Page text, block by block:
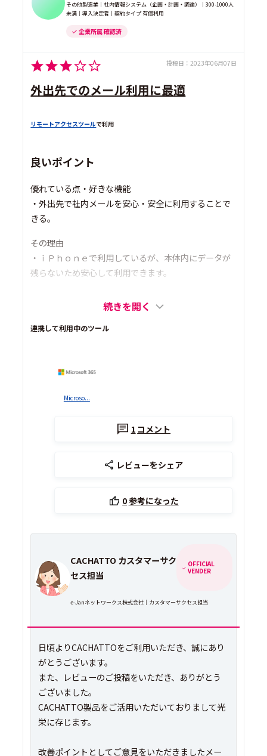
その他製造業｜社内情報システム（企画・計画・調達）｜300-1000人
未満｜導入決定者｜契約タイプ 有償利用
企業所属 確認済
投稿日： 2023年06月07日
外出先でのメール利用に最適
リモートアクセスツールで利用
良いポイント
優れている点・好きな機能
・外出先で社内メールを安心・安全に利用することで
きる。
その理由
・ｉＰｈｏｎｅで利用しているが、本体内にデータが
残らないため安心して利用できます。
続きを開く
連携して利用中のツール
Microso...
1 コメント
レビューをシェア
0参考になった
CACHATTO カスタマーサク
セス担当
OFFICIAL
VENDER
e-Janネットワークス株式会社｜カスタマーサクセス担当
日頃よりCACHATTOをご利用いただき、誠にあり
がとうございます。
また、レビューのご投稿をいただき、ありがとう
ございました。
CACHATTO製品をご活用いただいておりまして光
栄に存じます。
改善ポイントとしてご意見をいただきましたメー